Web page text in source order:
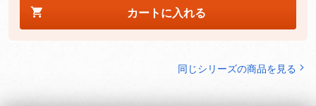
カートに入れる
同じシリーズの商品を見る